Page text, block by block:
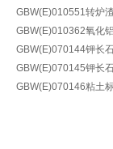
GBW(E)010551转炉
GBW(E)010362氧化
GBW(E)070144钾长
GBW(E)070145钾长
GBW(E)070146粘土